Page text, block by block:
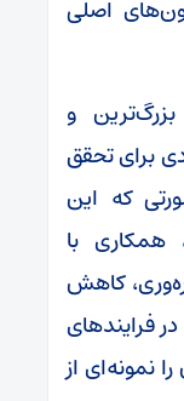
اصلی
و
برای تحقق
که این
همکاری با
کاهش
فرایندهای
نمونه‌ای از